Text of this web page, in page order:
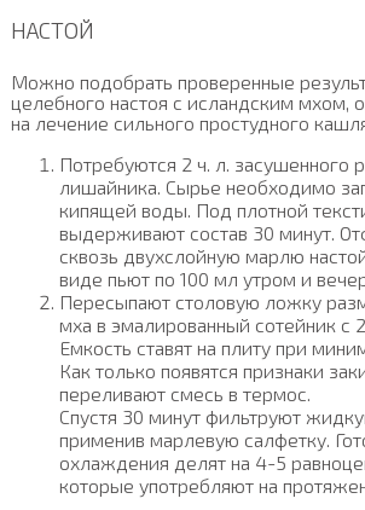
НАСТОЙ
Можно подобрать проверенные
целебного настоя с исландским мхом,
на лечение сильного простудного
Потребуются 2 ч. л. засушенного
лишайника. Сырье необходимо
кипящей воды. Под плотной
выдерживают состав 30 минут.
сквозь двухслойную марлю
виде пьют по 100 мл утром и
Пересыпают столовую ложку
мха в эмалированный сотейник с
Емкость ставят на плиту при
Как только появятся признаки
переливают смесь в термос.
Спустя 30 минут фильтруют
применив марлевую салфетку.
охлаждения делят на 4-5
которые употребляют на